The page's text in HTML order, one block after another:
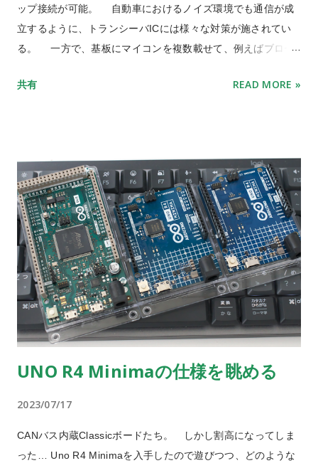
ップ接続が可能。 自動車におけるノイズ環境でも通信が成
立するように、トランシーバICには様々な対策が施されてい
る。 一方で、基板にマイコンを複数載せて、例えばブロー
き、ハードウェアとしてデータリンク層にあたるコントロー
CANバスの構成 トランシーバーには5Vレベルと3.3Vレベル
の製品があり、車載以外だと省電力化のために3.3Vバスを採
用する例があるらしい。（電圧が低いほうがドミナント時の
電流は下がるので）製品によってはフォールトトレラントの
ための様々な機能が付加されている。 トランシーバーを
つかわず、UARTの様に単純に接続することもできる。過去に
はこのようなアプリケーションノートがあった。 On-Board
Communication via CAN without Transceiver
https://www.mikrocontroller.net/attachment/28831/siemens_
AP2921.pdf CANコントローラの入出力を1線式マルチドロッ
プバスとしてつなぐことで、トランシーバーが無くても通信
純、かつ省電力になる。 コントローラのみでの接続 R4
共有 READ MORE »
UNO R4 Minimaの仕様を眺める
2023/07/17
CANバス内蔵Classicボードたち。 しかし割高になってしま
った… Uno R4 Minimaを入手したので遊びつつ、どのような